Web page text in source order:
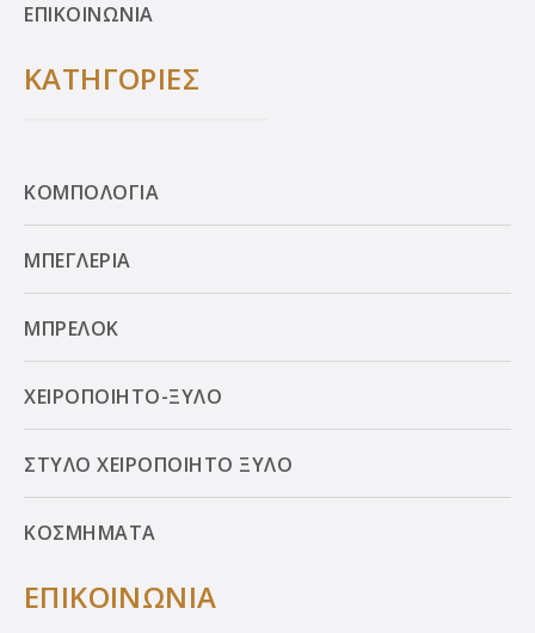
ΕΠΙΚΟΙΝΩΝΙΑ
ΚΑΤΗΓΟΡΙΕΣ
ΚΟΜΠΟΛΟΓΙΑ
ΜΠΕΓΛΕΡΙΑ
ΜΠΡΕΛΟΚ
ΧΕΙΡΟΠΟΙΗΤΟ-ΞΥΛΟ
ΣΤΥΛΟ ΧΕΙΡΟΠΟΙΗΤΟ ΞΥΛΟ
ΚΟΣΜΗΜΑΤΑ
ΕΠΙΚΟΙΝΩΝΙΑ